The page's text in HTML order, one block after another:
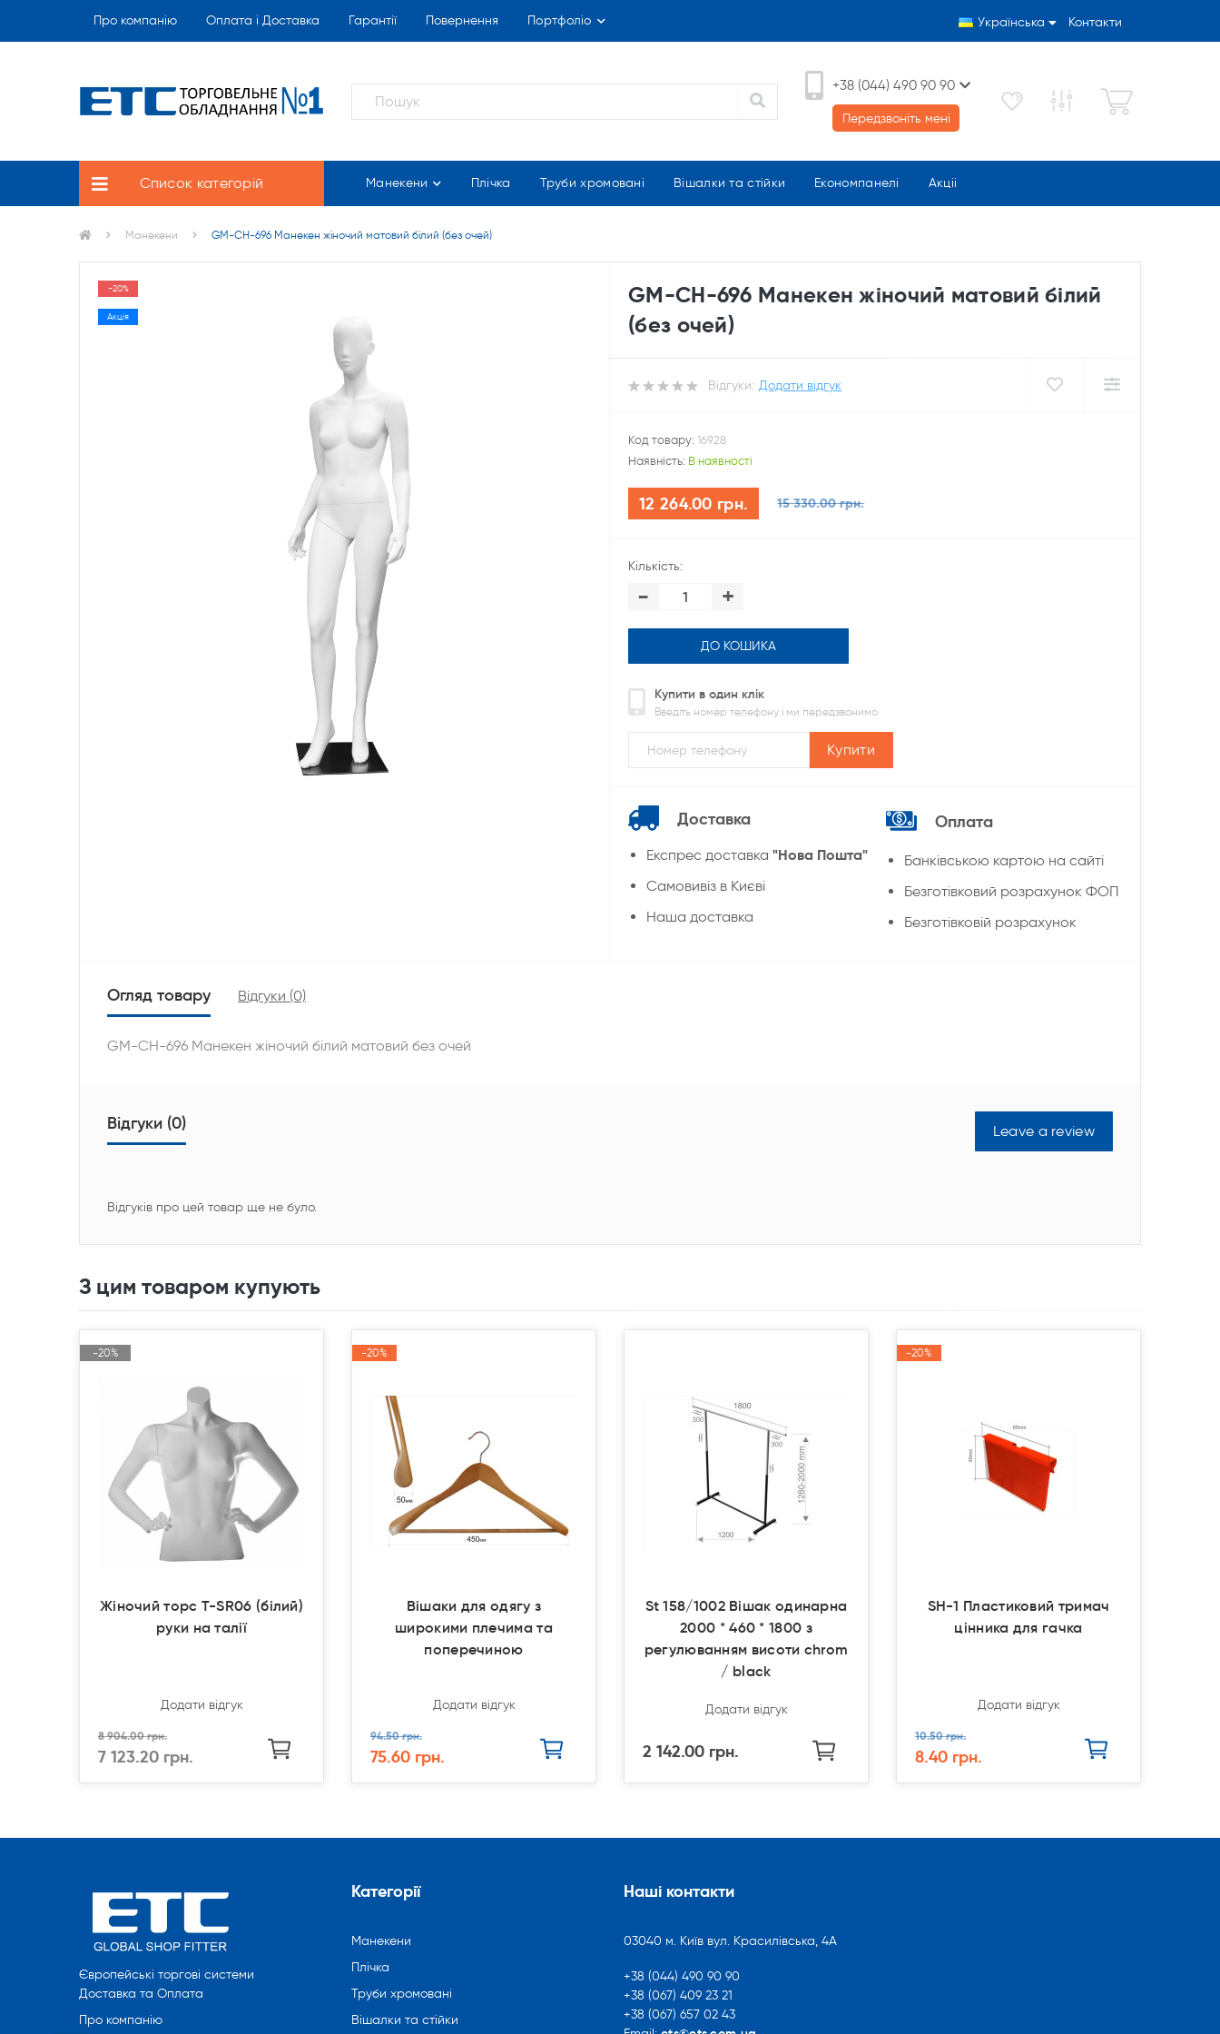
Про компанію Оплата і Доставка Гарантії Повернення Портфоліо Українська Контакти
+38 (044) 490 90 90
Передзвоніть мені
Список категорій Манекени Плічка Труби хромовані Вішалки та стійки Економпанелі Акціі
Манекени GM-CH-696 Манекен жіночий матовий білий (без очей)
-20%
Акція
GM-CH-696 Манекен жіночий матовий білий
(без очей)
Відгуки: Додати відгук
Код товару: 16928
Наявність: В наявності
12 264.00 грн. 15 330.00 грн.
Кількість:
- +
ДО КОШИКА
Купити в один клік
Введіть номер телефону і ми передзвонимо
Купити
Доставка
Експрес доставка "Нова Пошта"
Cамовивіз в Києві
Наша доставка
Оплата
Банківською картою на сайті
Безготівковий розрахунок ФОП
Безготівковій розрахунок
Огляд товару Відгуки (0)
GM-CH-696 Манекен жіночий білий матовий без очей
Відгуки (0) Leave a review
Відгуків про цей товар ще не було.
З цим товаром купують
-20%
-20%
Жіночий торс T-SR06 (білий)
руки на талії
Додати відгук
8 904.00 грн.
7 123.20 грн.
-20%
-20%
Вішаки для одягу з
широкими плечима та
поперечиною
Додати відгук
94.50 грн.
75.60 грн.
St 158/1002 Вішак одинарна
2000 * 460 * 1800 з
регулюванням висоти chrom
/ black
Додати відгук
2 142.00 грн.
-20%
-20%
SH-1 Пластиковий тримач
цінника для гачка
Додати відгук
10.50 грн.
8.40 грн.
Європейські торгові системи
Доставка та Оплата
Про компанію
Категорії
Манекени
Плічка
Труби хромовані
Вішалки та стійки
Наші контакти
03040 м. Київ вул. Красилівська, 4А
+38 (044) 490 90 90
+38 (067) 409 23 21
+38 (067) 657 02 43